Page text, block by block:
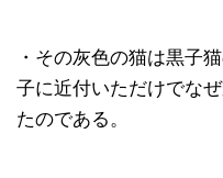
・その灰色の猫は黒子
子に近付いただけでな
たのである。